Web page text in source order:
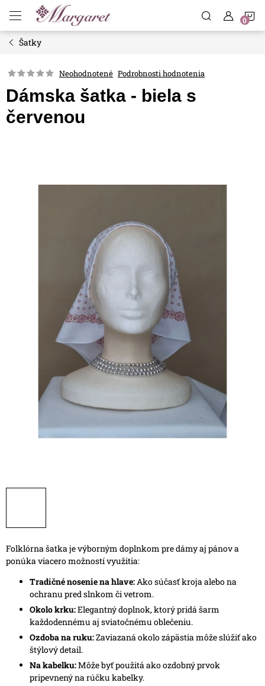
obsah
Šatky
Neohodnotené Podrobnosti hodnotenia
Dámska šatka - biela s
červenou
Folklórna šatka je výborným doplnkom pre dámy aj pánov a
ponúka viacero možností využitia:
Tradičné nosenie na hlave: Ako súčasť kroja alebo na
ochranu pred slnkom či vetrom.
Okolo krku:Elegantný doplnok, ktorý pridá šarm
každodennému aj sviatočnému oblečeniu.
Ozdoba na ruku:Zaviazaná okolo zápästia môže slúžiť ako
štýlový detail.
Na kabelku:Môže byť použitá ako ozdobný prvok
pripevnený na rúčku kabelky.